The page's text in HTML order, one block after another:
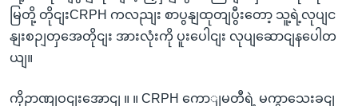
မြတို့ တိုငျးCRPH ကလညျး စာပွနျထုတျပွီးတော့ သူ့ရဲ့လုပျင
နျးစဉျတှအေတိုငျး အားလုံးကို ပူးပေါငျး လုပျဆောငျနပေါတ
ယျ။
ကိုဉာဏျဝငျးအောငျ ။ ။ CRPH ကောျမတီရဲ့ မကွာသေးခငျ